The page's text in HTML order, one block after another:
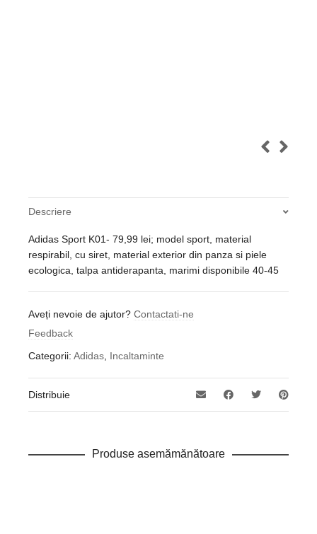
Descriere
Adidas Sport K01- 79,99 lei; model sport, material
respirabil, cu siret, material exterior din panza si piele
ecologica, talpa antiderapanta, marimi disponibile 40-45
Aveți nevoie de ajutor? Contactati-ne
Feedback
Categorii: Adidas Incaltaminte
Distribuie
Produse asemămănătoare